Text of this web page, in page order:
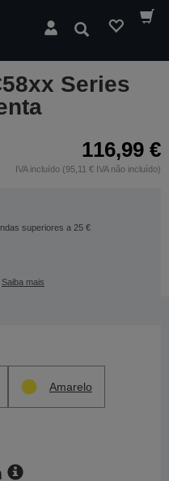
Pesquisar
Series
116,99 €
IVA incluído (95,11 € IVA não incluído)
superiores a 25 €
Saiba mais
Amarelo